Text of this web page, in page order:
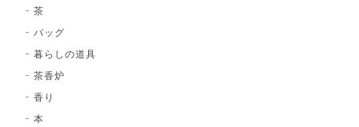
茶
バッグ
暮らしの道具
茶香炉
香り
本